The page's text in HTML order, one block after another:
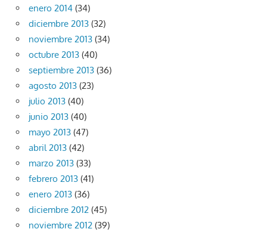
enero 2014 (34)
diciembre 2013 (32)
noviembre 2013 (34)
octubre 2013 (40)
septiembre 2013 (36)
agosto 2013 (23)
julio 2013 (40)
junio 2013 (40)
mayo 2013 (47)
abril 2013 (42)
marzo 2013 (33)
febrero 2013 (41)
enero 2013 (36)
diciembre 2012 (45)
noviembre 2012 (39)